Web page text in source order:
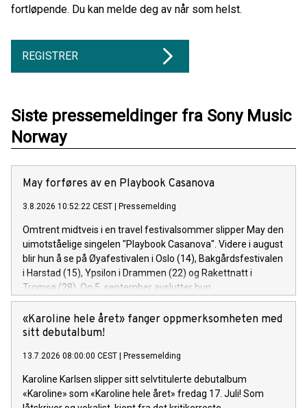
fortløpende. Du kan melde deg av når som helst.
REGISTRER
Siste pressemeldinger fra Sony Music
Norway
May forføres av en Playbook Casanova
3.8.2026 10:52:22 CEST Pressemelding
Omtrent midtveis i en travel festivalsommer slipper May den
uimotståelige singelen "Playbook Casanova". Videre i august
blir hun å se på Øyafestivalen i Oslo (14), Bakgårdsfestivalen
i Harstad (15), Ypsilon i Drammen (22) og Rakettnatt i
Tromsø (28). Og 5. september avslutter hun
festivalsesongen med Spirefest i Ålesund.
«Karoline hele året» fanger oppmerksomheten med
sitt debutalbum!
13.7.2026 08:00:00 CEST Pressemelding
Karoline Karlsen slipper sitt selvtitulerte debutalbum
«Karoline» som «Karoline hele året» fredag 17. Juli! Som